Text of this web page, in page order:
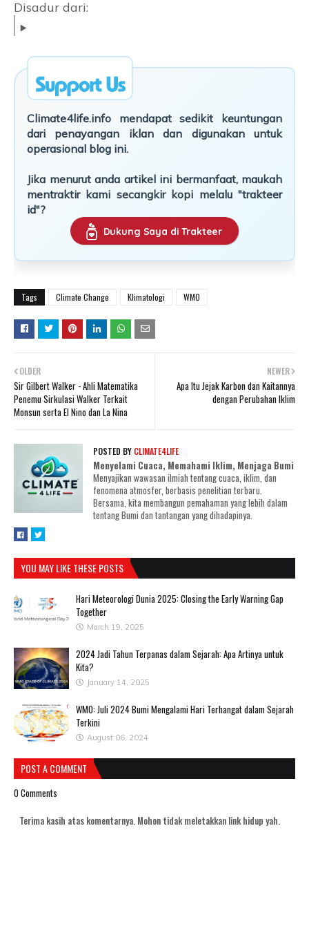
Disadur dari:
Climate4life.info mendapat sedikit keuntungan
dari penayangan iklan dan digunakan untuk
operasional blog ini.
Jika menurut anda artikel ini bermanfaat, maukah
mentraktir kami secangkir kopi melalu "trakteer
id"?
Dukung Saya di Trakteer
Tags Climate Change Klimatologi WMO
NEWER
Apa Itu Jejak Karbon dan Kaitannya
dengan Perubahan Iklim
OLDER
Sir Gilbert Walker - Ahli Matematika
Penemu Sirkulasi Walker Terkait
Monsun serta El Nino dan La Nina
POSTED BY CLIMATE4LIFE
Menyelami Cuaca, Memahami Iklim, Menjaga Bumi
Menyajikan wawasan ilmiah tentang cuaca, iklim, dan
fenomena atmosfer, berbasis penelitian terbaru.
Bersama, kita membangun pemahaman yang lebih dalam
tentang Bumi dan tantangan yang dihadapinya.
YOU MAY LIKE THESE POSTS
Hari Meteorologi Dunia 2025: Closing the Early Warning Gap
Together
March 19, 2025
2024 Jadi Tahun Terpanas dalam Sejarah: Apa Artinya untuk
Kita?
January 14, 2025
WMO: Juli 2024 Bumi Mengalami Hari Terhangat dalam Sejarah
Terkini
August 06, 2024
POST A COMMENT
0 Comments
Terima kasih atas komentarnya. Mohon tidak meletakkan link hidup yah.